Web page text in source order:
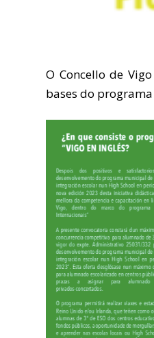
O Concello de
bases do